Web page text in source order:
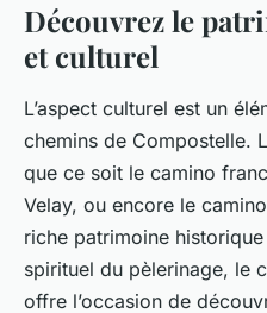
Découvrez le
et culturel
L’aspect culturel est un
chemins de Compostelle.
que ce soit le camino
Velay, ou encore le
riche patrimoine
spirituel du pèlerinage, le
offre l’occasion de